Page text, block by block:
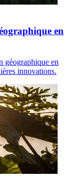
en
géographique en
innovations.